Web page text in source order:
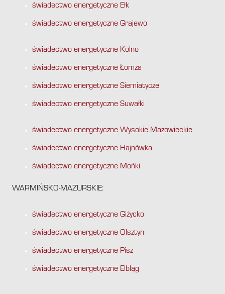
świadectwo energetyczne Ełk
świadectwo energetyczne Grajewo
świadectwo energetyczne Kolno
świadectwo energetyczne Łomża
świadectwo energetyczne Siemiatycze
świadectwo energetyczne Suwałki
świadectwo energetyczne Wysokie Mazowieckie
świadectwo energetyczne Hajnówka
świadectwo energetyczne Mońki
WARMIŃSKO-MAZURSKIE:
świadectwo energetyczne Giżycko
świadectwo energetyczne Olsztyn
świadectwo energetyczne Pisz
świadectwo energetyczne Elbląg